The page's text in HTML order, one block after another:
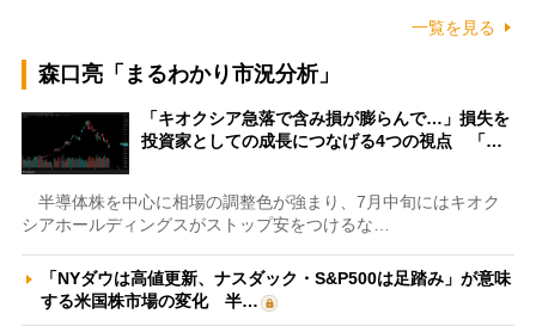
一覧を見る
森口亮「まるわかり市況分析」
「キオクシア急落で含み損が膨らんで…」損失を
投資家としての成長につなげる4つの視点 「…
半導体株を中心に相場の調整色が強まり、7月中旬にはキオク
シアホールディングスがストップ安をつけるな…
「NYダウは高値更新、ナスダック・S&P500は足踏み」が意味
する米国株市場の変化 半…